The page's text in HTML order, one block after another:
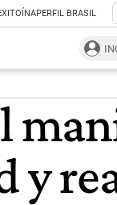
PERFIL BRASIL
y